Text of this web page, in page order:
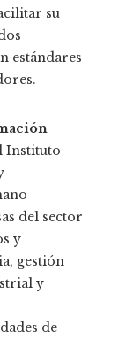
su
estándares
Instituto
del sector
y
gestión
y
de